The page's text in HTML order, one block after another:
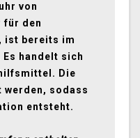
von
für den
ist bereits im
handelt sich
Die
werden, sodass
entsteht.